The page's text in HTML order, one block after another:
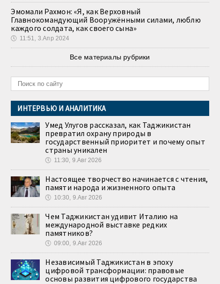
Эмомали Рахмон: «Я, как Верховный
Главнокомандующий Вооружёнными силами, люблю
каждого солдата, как своего сына»
🕔 11:51, 3.Апр 2024
Все материалы рубрики
ИНТЕРВЬЮ И АНАЛИТИКА
Умед Улугов рассказал, как Таджикистан
превратил охрану природы в
государственный приоритет и почему опыт
страны уникален
🕔 11:30, 9.Авг 2026
Настоящее творчество начинается с чтения,
памяти народа и жизненного опыта
🕔 10:30, 9.Авг 2026
Чем Таджикистан удивит Италию на
международной выставке редких
памятников?
🕔 09:00, 9.Авг 2026
Независимый Таджикистан в эпоху
цифровой трансформации: правовые
основы развития цифрового государства